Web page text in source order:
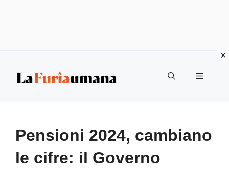
Menu
Pensioni 2024, cambiano
le cifre: il Governo